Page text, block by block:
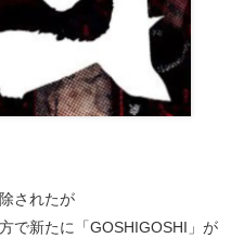
されたが
で新たに「GOSHIGOSHI」が